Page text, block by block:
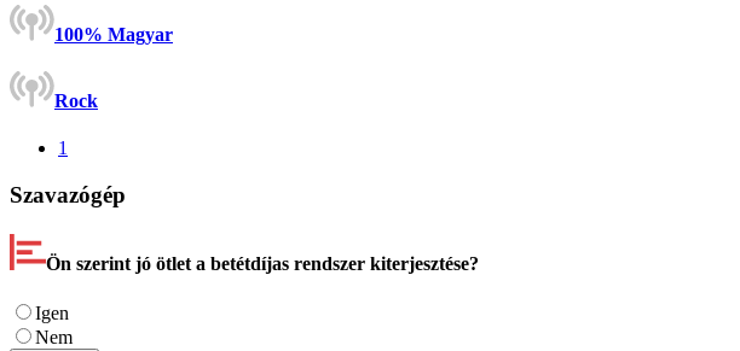
100% Magyar
Rock
1
Szavazógép
Ön szerint jó ötlet a betétdíjas rendszer kiterjesztése?
Igen
Nem